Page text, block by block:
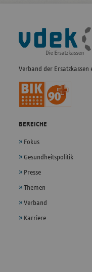
Fußleisten-
Navigation
Verband der Ersatzkassen
BEREICHE
Fokus
Gesundheitspolitik
Presse
Themen
Verband
Karriere